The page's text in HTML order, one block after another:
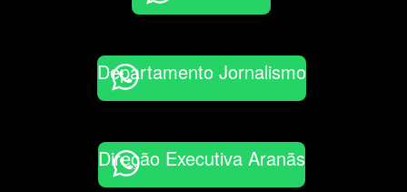
Departamento Jornalismo
Direção Executiva Aranãs